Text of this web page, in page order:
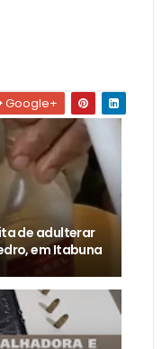
Google+
de adulterar
em Itabuna